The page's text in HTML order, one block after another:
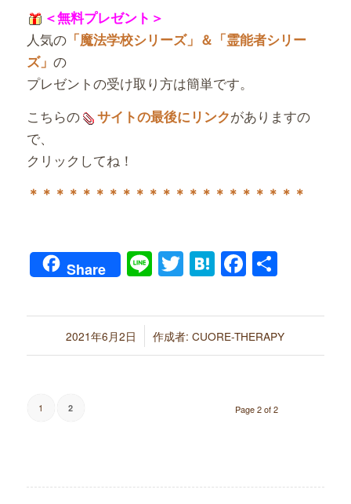
＜無料プレゼント＞
人気の「魔法学校シリーズ」＆「霊能者シリー
ズ」 の
プレゼントの受け取り方は簡単です。
こちらの
サイトの最後にリンクがありますの
で、
クリックしてね！
＊＊＊＊＊＊＊＊＊＊＊＊＊＊＊＊＊＊＊＊＊
Share LineTwitter
Hatena共
2021年6月2日
/ 作成者:CUORE-THERAPY
Page 2 of 2
1 2